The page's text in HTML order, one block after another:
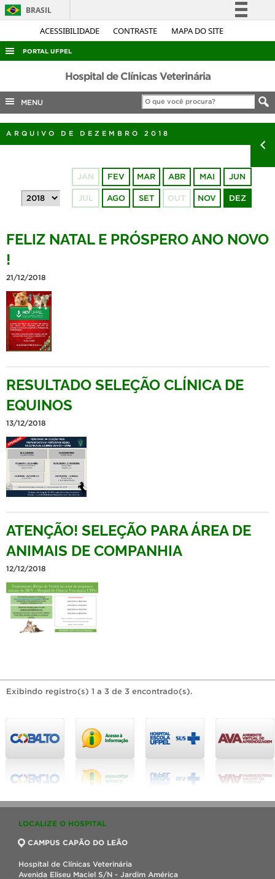
ACESSIBILIDADE CONTRASTE MAPA DO SITE
BRASIL
Simplifique!
Legislação
Canais
PORTAL UFPEL
ACESSO À INFORMAÇÃO
AUDITORIA
COBALTO
CONCURSOS
OUVIDORIA
TELEFONES
Hospital de Clínicas Veterinária
MENU
ARQUIVO DE DEZEMBRO 2018
JAN FEV MAR ABR MAI JUN
JUL AGO SET OUT NOV DEZ
FELIZ NATAL E PRÓSPERO ANO NOVO
!
21/12/2018
RESULTADO SELEÇÃO CLÍNICA DE
EQUINOS
13/12/2018
ATENÇÃO! SELEÇÃO PARA ÁREA DE
ANIMAIS DE COMPANHIA
12/12/2018
Exibindo registro(s) 1 a 3 de 3 encontrado(s).
LOCALIZE O HOSPITAL
CAMPUS CAPÃO DO LEÃO
Hospital de Clínicas Veterinária
Avenida Eliseu Maciel S/N - Jardim América